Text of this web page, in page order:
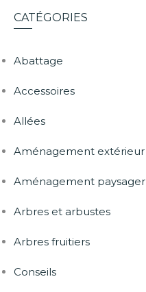
CATÉGORIES
Abattage
Accessoires
Allées
Aménagement extérieur
Aménagement paysager
Arbres et arbustes
Arbres fruitiers
Conseils